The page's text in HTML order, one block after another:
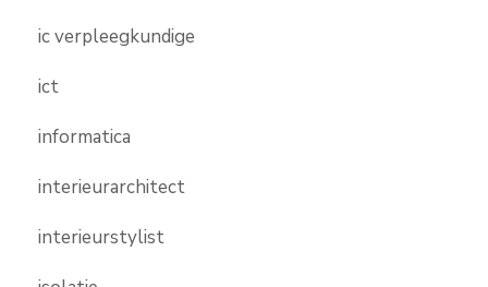
ic verpleegkundige
ict
informatica
interieurarchitect
interieurstylist